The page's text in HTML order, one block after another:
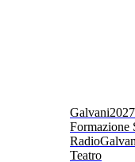
Galvani2027
Formazione
Teatro